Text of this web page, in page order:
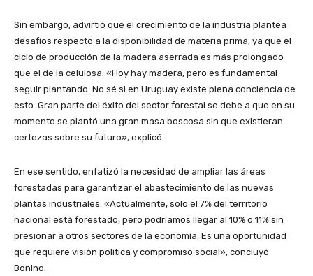
Sin embargo, advirtió que el crecimiento de la industria plantea
desafíos respecto a la disponibilidad de materia prima, ya que el
ciclo de producción de la madera aserrada es más prolongado
que el de la celulosa. «Hoy hay madera, pero es fundamental
seguir plantando. No sé si en Uruguay existe plena conciencia de
esto. Gran parte del éxito del sector forestal se debe a que en su
momento se plantó una gran masa boscosa sin que existieran
certezas sobre su futuro», explicó.
En ese sentido, enfatizó la necesidad de ampliar las áreas
forestadas para garantizar el abastecimiento de las nuevas
plantas industriales. «Actualmente, solo el 7% del territorio
nacional está forestado, pero podríamos llegar al 10% o 11% sin
presionar a otros sectores de la economía. Es una oportunidad
que requiere visión política y compromiso social», concluyó
Bonino.